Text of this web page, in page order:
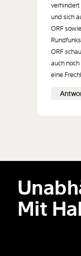
und sich
ORF
ORF
auch
eine
Mit